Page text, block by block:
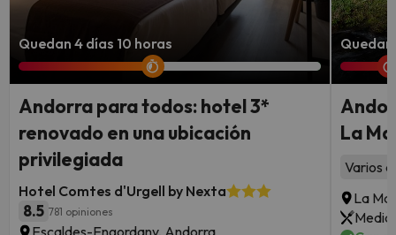
Quedan 4 días 10 horas
Andorra para todos: hotel 3*
renovado en una ubicación
privilegiada
Hotel Comtes d'Urgell by Nexta
8.5 781 opiniones
Escaldes-Engordany, Andorra
Quedan
La
Varios
La
Media